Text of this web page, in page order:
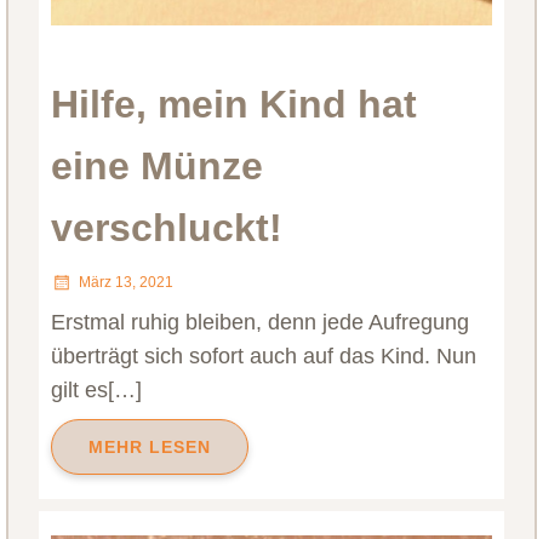
Hilfe, mein Kind hat
eine Münze
verschluckt!
März 13, 2021
Erstmal ruhig bleiben, denn jede Aufregung
überträgt sich sofort auch auf das Kind. Nun
gilt es[…]
MEHR LESEN